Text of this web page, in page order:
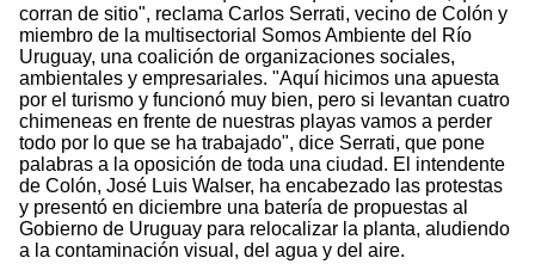
corran de sitio", reclama Carlos Serrati, vecino de Colón y
miembro de la multisectorial Somos Ambiente del Río
Uruguay, una coalición de organizaciones sociales,
ambientales y empresariales. "Aquí hicimos una apuesta
por el turismo y funcionó muy bien, pero si levantan cuatro
chimeneas en frente de nuestras playas vamos a perder
todo por lo que se ha trabajado", dice Serrati, que pone
palabras a la oposición de toda una ciudad. El intendente
de Colón, José Luis Walser, ha encabezado las protestas
y presentó en diciembre una batería de propuestas al
Gobierno de Uruguay para relocalizar la planta, aludiendo
a la contaminación visual, del agua y del aire.